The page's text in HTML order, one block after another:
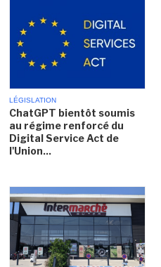
LÉGISLATION
ChatGPT bientôt soumis
au régime renforcé du
Digital Service Act de
l'Union...